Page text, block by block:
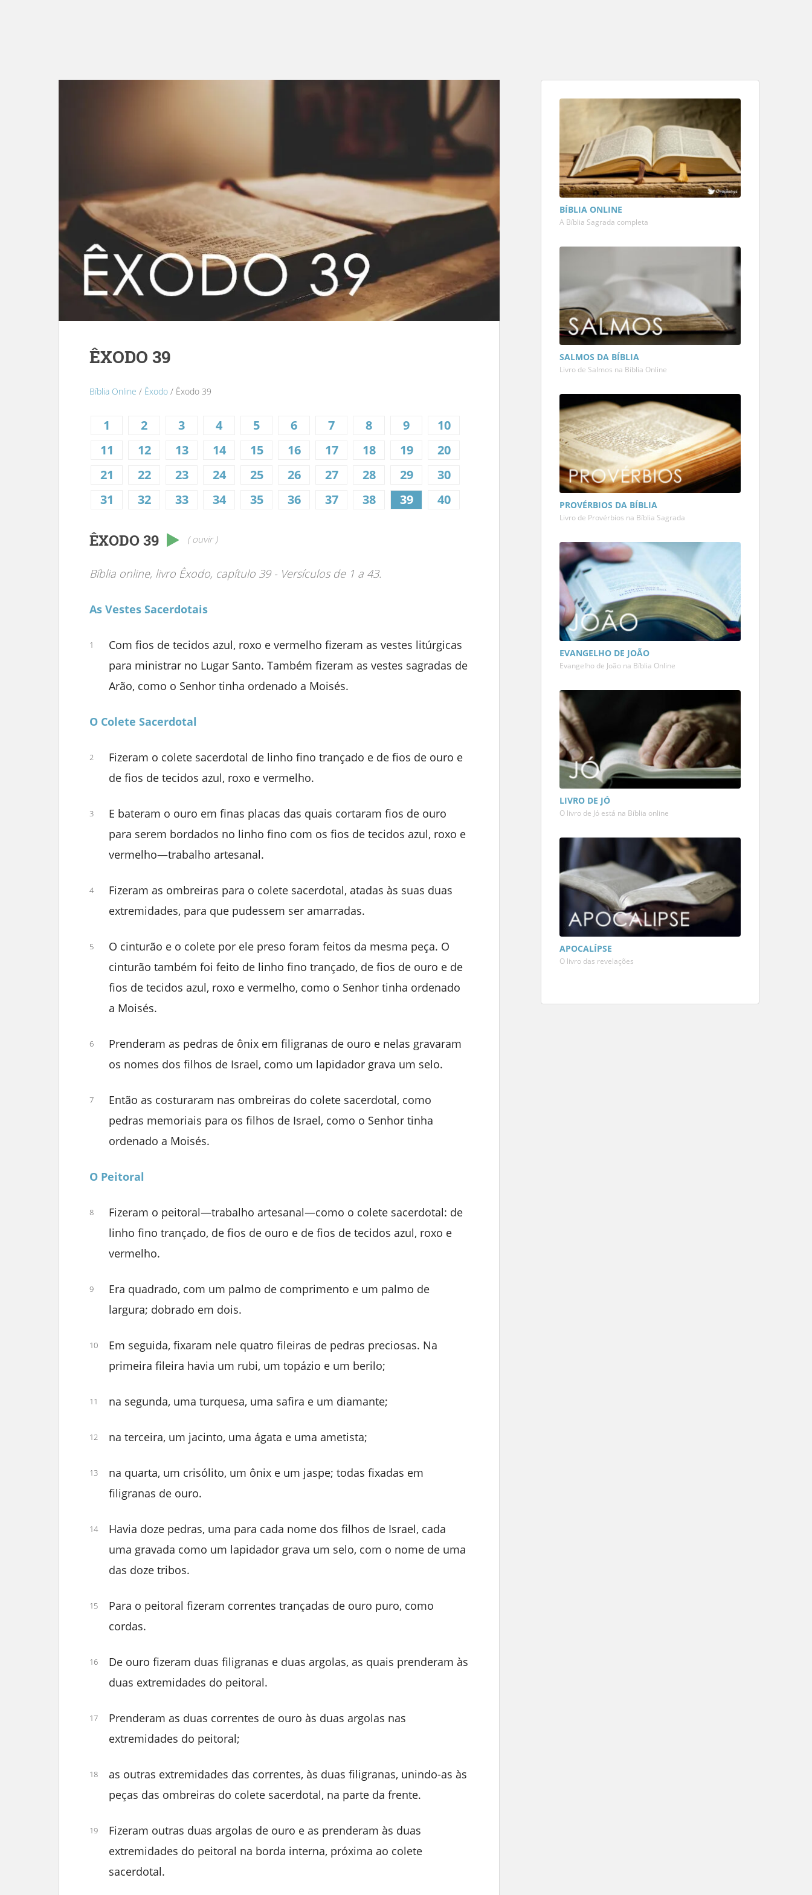
ÊXODO 39
Bíblia Online / Êxodo / Êxodo 39
1 2 3 4 5 6 7 8 9
10
11
12 13 14 15 16 17 18 19
20
21
22 23 24 25 26 27 28 29
30
31
32 33 34 35 36 37 38 39 40
ÊXODO 39 ( ouvir )
Bíblia online, livro Êxodo, capítulo 39 - Versículos de 1 a 43.
As Vestes Sacerdotais
1
Com fios de tecidos azul, roxo e vermelho fizeram as vestes litúrgicas
para ministrar no Lugar Santo. Também fizeram as vestes sagradas de
Arão, como o Senhor tinha ordenado a Moisés.
O Colete Sacerdotal
2
Fizeram o colete sacerdotal de linho fino trançado e de fios de ouro e
de fios de tecidos azul, roxo e vermelho.
3
E bateram o ouro em finas placas das quais cortaram fios de ouro
para serem bordados no linho fino com os fios de tecidos azul, roxo e
vermelho—trabalho artesanal.
4
Fizeram as ombreiras para o colete sacerdotal, atadas às suas duas
extremidades, para que pudessem ser amarradas.
5
O cinturão e o colete por ele preso foram feitos da mesma peça. O
cinturão também foi feito de linho fino trançado, de fios de ouro e de
fios de tecidos azul, roxo e vermelho, como o Senhor tinha ordenado
a Moisés.
6
Prenderam as pedras de ônix em filigranas de ouro e nelas gravaram
os nomes dos filhos de Israel, como um lapidador grava um selo.
7
Então as costuraram nas ombreiras do colete sacerdotal, como
pedras memoriais para os filhos de Israel, como o Senhor tinha
ordenado a Moisés.
O Peitoral
8
Fizeram o peitoral—trabalho artesanal—como o colete sacerdotal: de
linho fino trançado, de fios de ouro e de fios de tecidos azul, roxo e
vermelho.
9
Era quadrado, com um palmo de comprimento e um palmo de
largura; dobrado em dois.
10
Em seguida, fixaram nele quatro fileiras de pedras preciosas. Na
primeira fileira havia um rubi, um topázio e um berilo;
11 na segunda, uma turquesa, uma safira e um diamante;
12 na terceira, um jacinto, uma ágata e uma ametista;
13
na quarta, um crisólito, um ônix e um jaspe; todas fixadas em
filigranas de ouro.
14
Havia doze pedras, uma para cada nome dos filhos de Israel, cada
uma gravada como um lapidador grava um selo, com o nome de uma
das doze tribos.
15
Para o peitoral fizeram correntes trançadas de ouro puro, como
cordas.
16
De ouro fizeram duas filigranas e duas argolas, as quais prenderam às
duas extremidades do peitoral.
17
Prenderam as duas correntes de ouro às duas argolas nas
extremidades do peitoral;
18
as outras extremidades das correntes, às duas filigranas, unindo-as às
peças das ombreiras do colete sacerdotal, na parte da frente.
19
Fizeram outras duas argolas de ouro e as prenderam às duas
extremidades do peitoral na borda interna, próxima ao colete
sacerdotal.
BÍBLIA ONLINE
A Bíblia Sagrada completa
SALMOS DA BÍBLIA
Livro de Salmos na Bíblia Online
PROVÉRBIOS DA BÍBLIA
Livro de Provérbios na Bíblia Sagrada
EVANGELHO DE JOÃO
Evangelho de João na Bíblia Online
LIVRO DE JÓ
O livro de Jó está na Bíblia online
APOCALÍPSE
O livro das revelações